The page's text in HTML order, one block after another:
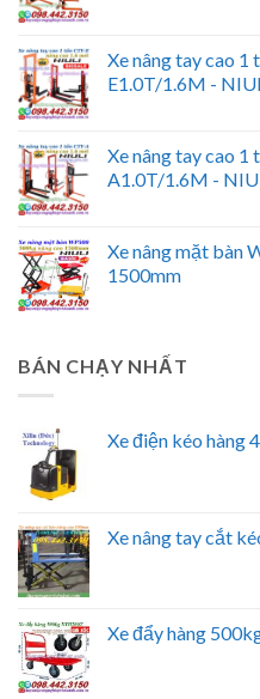
Xe nâng tay cao 1
E1.0T/1.6M -
Xe nâng tay cao 1
A1.0T/1.6M -
Xe nâng mặt bàn
1500mm
BÁN CHẠY NHẤT
Xe điện kéo hàng
Xe nâng tay cắt
Xe đẩy hàng